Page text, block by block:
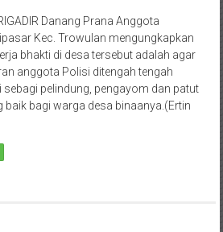
Danang Prana Anggota
Kec. Trowulan mengungkapkan
bhakti di desa tersebut adalah agar
anggota Polisi ditengah tengah
pelindung, pengayom dan patut
bagi warga desa binaanya.(Ertin